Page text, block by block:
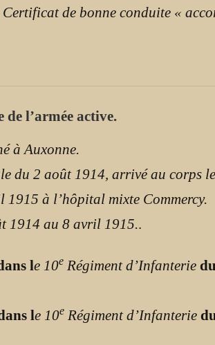
de bonne conduite «
l’armée active.
à Auxonne.
du 2 août 1914, arrivé au corps
1915 à l’hôpital mixte Commercy.
1914 au 8 avril 1915..
le 10e Régiment d’Infanterie du
le 10e Régiment d’Infanterie